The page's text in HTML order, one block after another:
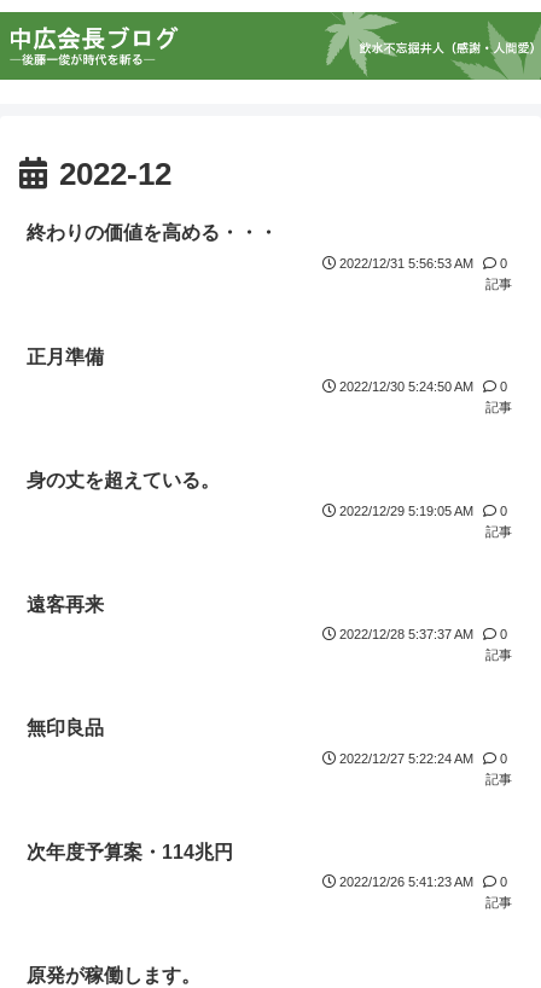
2022-12
終わりの価値を高める・・・
2022/12/31 5:56:53 AM
0
記事
正月準備
2022/12/30 5:24:50 AM
0
記事
身の丈を超えている。
2022/12/29 5:19:05 AM
0
記事
遠客再来
2022/12/28 5:37:37 AM
0
記事
無印良品
2022/12/27 5:22:24 AM
0
記事
次年度予算案・114兆円
2022/12/26 5:41:23 AM
0
記事
原発が稼働します。